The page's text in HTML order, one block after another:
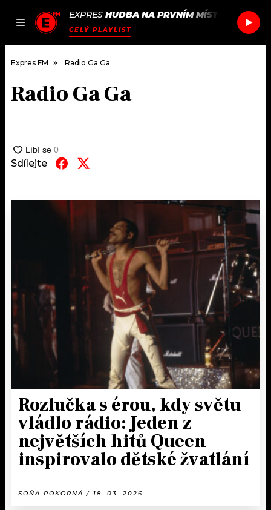
JAK
SEZNAM.CZ
EXPRES HUDBA NA PRVNÍM MÍSTĚ PUBLIC
CELÝ PLAYLIST
DOMŮ
AKTUÁLNĚ
KVÍZY
MIX
OSTATNÍ
PODCASTY
PROGRAM
PLAYLIST
JAK NALADIT
Expres FM Radio Ga Ga
Radio Ga Ga
Sdílejte
Rozlučka s érou, kdy světu
vládlo rádio: Jeden z
největších hitů Queen
inspirovalo dětské žvatlání
SOŇA POKORNÁ / 18. 03. 2026